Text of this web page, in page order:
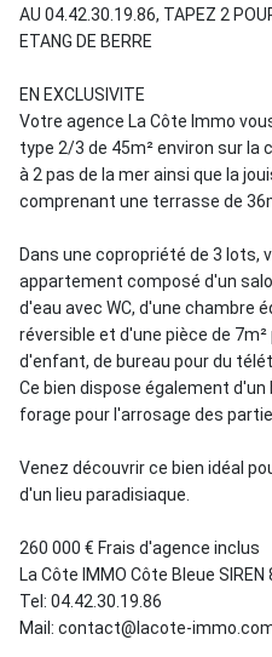
AU 04.42.30.19.86, TAPEZ 2
ETANG DE BERRE
EN EXCLUSIVITE
Votre agence La Côte Immo
type 2/3 de 45m² environ sur la
à 2 pas de la mer ainsi que la
comprenant une terrasse de
Dans une copropriété de 3 lots,
appartement composé d'un
d'eau avec WC, d'une chambre
réversible et d'une pièce de
d'enfant, de bureau pour du
Ce bien dispose également
forage pour l'arrosage des
Venez découvrir ce bien idéal
d'un lieu paradisiaque.
260 000 € Frais d'agence inclus
La Côte IMMO Côte Bleue
Tel: 04.42.30.19.86
Mail: contact@lacote-